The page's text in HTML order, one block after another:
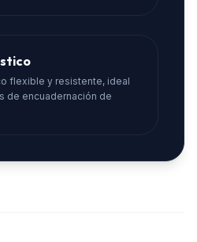
flexible y resistente, ideal
de encuadernación de